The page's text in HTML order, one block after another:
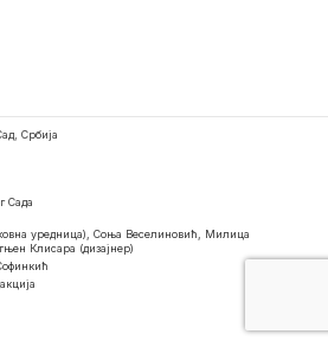
Србија
Сада
уредница), Соња Веселиновић, Милица
Клисара (дизајнер)